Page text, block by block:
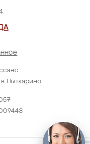
Лыткарино.